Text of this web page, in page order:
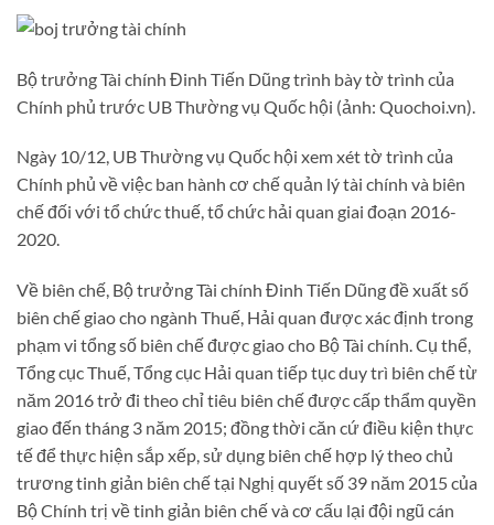
Bộ trưởng Tài chính Đinh Tiến Dũng trình bày tờ trình của
Chính phủ trước UB Thường vụ Quốc hội (ảnh: Quochoi.vn).
Ngày 10/12, UB Thường vụ Quốc hội xem xét tờ trình của
Chính phủ về việc ban hành cơ chế quản lý tài chính và biên
chế đối với tổ chức thuế, tổ chức hải quan giai đoạn 2016-
2020.
Về biên chế, Bộ trưởng Tài chính Đinh Tiến Dũng đề xuất số
biên chế giao cho ngành Thuế, Hải quan được xác định trong
phạm vi tổng số biên chế được giao cho Bộ Tài chính. Cụ thể,
Tổng cục Thuế, Tổng cục Hải quan tiếp tục duy trì biên chế từ
năm 2016 trở đi theo chỉ tiêu biên chế được cấp thẩm quyền
giao đến tháng 3 năm 2015; đồng thời căn cứ điều kiện thực
tế để thực hiện sắp xếp, sử dụng biên chế hợp lý theo chủ
trương tinh giản biên chế tại Nghị quyết số 39 năm 2015 của
Bộ Chính trị về tinh giản biên chế và cơ cấu lại đội ngũ cán